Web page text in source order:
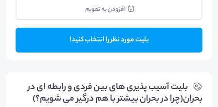
افزودن به تقویم
بلیت مورد نظر را انتخاب کنید!
بلیت‌ آسیب پذیری های بین فردی و رابطه ای در
بحران(چرا در بحران بیشتر با هم درگیر می شویم؟)